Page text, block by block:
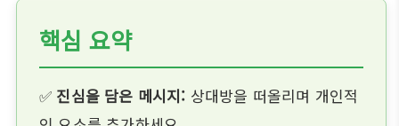
핵심 요약
✅ 진심을 담은 메시지: 상대방을 떠올리며 개인적